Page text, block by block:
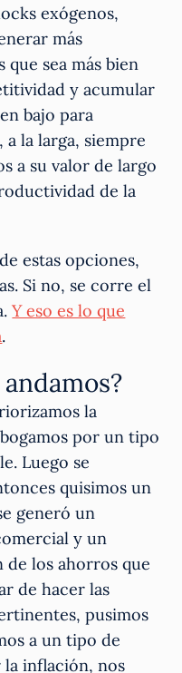
exógenos,
más
sea más bien
y acumular
bajo para
la larga, siempre
a su valor de largo
de la
estas opciones,
Si no, se corre el
Y eso es lo que
.
la
por un tipo
Luego se
quisimos un
generó un
y un
de los ahorros que
de hacer las
pusimos
a un tipo de
inflación, nos